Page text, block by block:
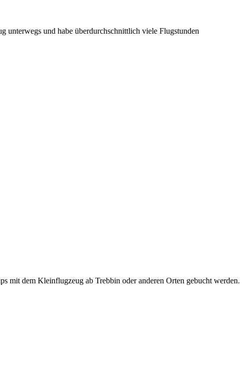
unterwegs und habe überdurchschnittlich viele Flugstunden
mit dem Kleinflugzeug ab Trebbin oder anderen Orten gebucht werden.